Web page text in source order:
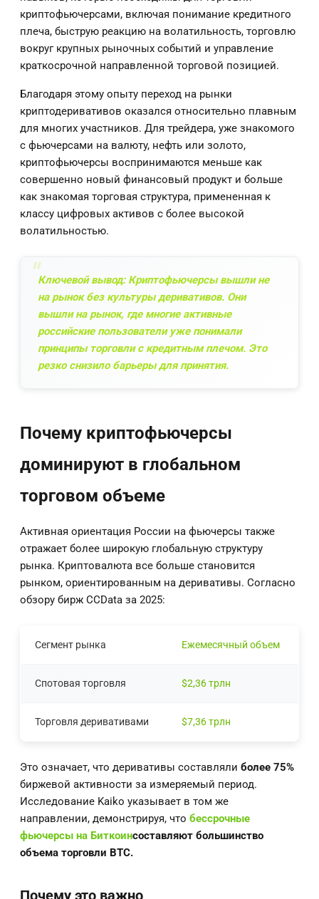
криптофьючерсами, включая понимание кредитного
плеча, быструю реакцию на волатильность, торговлю
вокруг крупных рыночных событий и управление
краткосрочной направленной торговой позицией.
Благодаря этому опыту переход на рынки
криптодеривативов оказался относительно плавным
для многих участников. Для трейдера, уже знакомого
с фьючерсами на валюту, нефть или золото,
криптофьючерсы воспринимаются меньше как
совершенно новый финансовый продукт и больше
как знакомая торговая структура, примененная к
классу цифровых активов с более высокой
волатильностью.
Ключевой вывод: Криптофьючерсы вышли не
на рынок без культуры деривативов. Они
вышли на рынок, где многие активные
российские пользователи уже понимали
принципы торговли с кредитным плечом. Это
резко снизило барьеры для принятия.
Почему криптофьючерсы
доминируют в глобальном
торговом объеме
Активная ориентация России на фьючерсы также
отражает более широкую глобальную структуру
рынка. Криптовалюта все больше становится
рынком, ориентированным на деривативы. Согласно
обзору бирж CCData за 2025:
Сегмент рынка Ежемесячный объем
Спотовая торговля $2,36 трлн
Торговля деривативами $7,36 трлн
Это означает, что деривативы составляли более 75%
биржевой активности за измеряемый период.
Исследование Kaiko указывает в том же
направлении, демонстрируя, что бессрочные
фьючерсы на Биткоинсоставляют большинство
объема торговли BTC.
Почему это важно